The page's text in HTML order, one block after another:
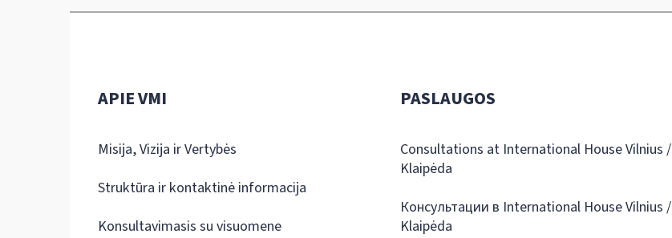
APIE VMI
Misija, Vizija ir Vertybės
Struktūra ir kontaktinė informacija
Konsultavimasis su visuomene
PASLAUGOS
Consultations at International House Vilnius /
Klaipėda
Консультации в International House Vilnius /
Klaipėda